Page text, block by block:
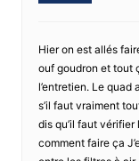
Hier on est allés
ouf goudron et tout
l’entretien. Le
s’il faut vraiment
dis qu’il faut vérifier
comment faire ça